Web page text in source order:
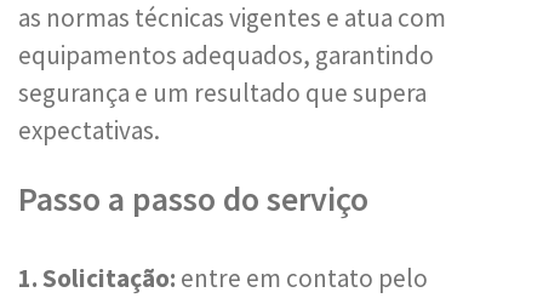
as normas técnicas vigentes e atua com
equipamentos adequados, garantindo
segurança e um resultado que supera
expectativas.
Passo a passo do serviço
1. Solicitação: entre em contato pelo